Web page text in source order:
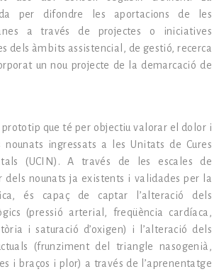
per difondre les aportacions de les
a través de projectes o iniciatives
dels àmbits assistencial, de gestió, recerca
un nou projecte de la demarcació de
prototip que té per objectiu valorar el dolor i
ingressats a les Unitats de Cures
(UCIN). A través de les escales de
dels nounats ja existents i validades per la
és capaç de captar l’alteració dels
(pressió arterial, freqüència cardíaca,
i saturació d’oxigen) i l’alteració dels
(frunziment del triangle nasogenià,
i braços i plor) a través de l’aprenentatge